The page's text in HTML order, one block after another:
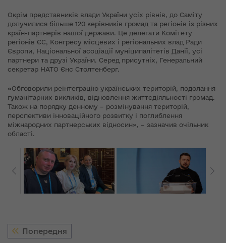
Окрім представників влади України усіх рівнів, до Саміту
долучилися більше 120 керівників громад та регіонів із різних
країн-партнерів нашої держави. Це делегати Комітету
регіонів ЄС, Конгресу місцевих і регіональних влад Ради
Європи, Національної асоціації муніципалітетів Данії, усі
партнери та друзі України. Серед присутніх, Генеральний
секретар НАТО Єнс Столтенберг.
«Обговорили реінтеграцію українських територій, подолання
гуманітарних викликів, відновлення життєдіяльності громад.
Також на порядку денному – розмінування територій,
перспективи інноваційного розвитку і поглиблення
міжнародних партнерських відносин», – зазначив очільник
області.
Попередня